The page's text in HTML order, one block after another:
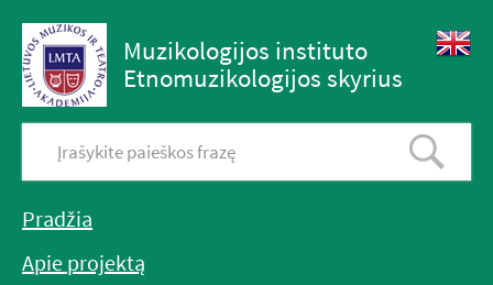
Muzikologijos instituto
Etnomuzikologijos skyrius
Pradžia
Apie projektą